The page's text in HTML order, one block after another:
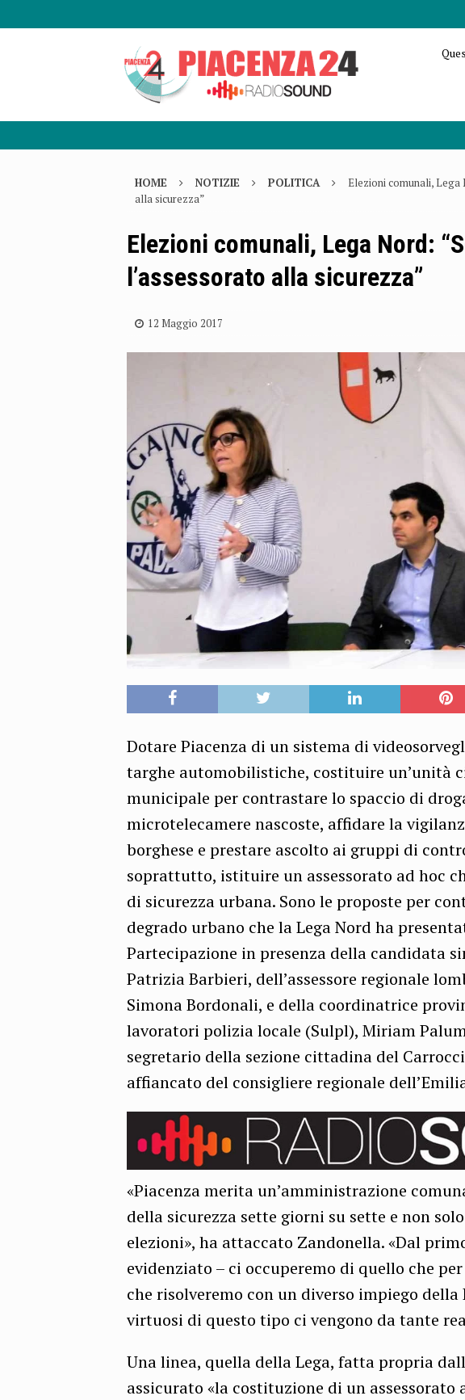
HOME NOTIZIE POLITICA
Elezioni comunali, Lega
alla sicurezza”
Elezioni comunali, Lega Nord:
l’assessorato alla sicurezza”
12 Maggio 2017
Dotare Piacenza di un sistema di
targhe automobilistiche, costituire un’unità
municipale per contrastare lo spaccio di
microtelecamere nascoste, affidare la
borghese e prestare ascolto ai gruppi di
soprattutto, istituire un assessorato ad hoc
di sicurezza urbana. Sono le proposte per
degrado urbano che la Lega Nord ha
Partecipazione in presenza della candidata
Patrizia Barbieri, dell’assessore regionale
Simona Bordonali, e della coordinatrice
lavoratori polizia locale (Sulpl), Miriam
segretario della sezione cittadina del
affiancato del consigliere regionale
«Piacenza merita un’amministrazione
della sicurezza sette giorni su sette e non
elezioni», ha attaccato Zandonella. «Dal
evidenziato – ci occuperemo di quello che
che risolveremo con un diverso impiego
virtuosi di questo tipo ci vengono da tante
Una linea, quella della Lega, fatta propria
assicurato «la costituzione di un assessorato